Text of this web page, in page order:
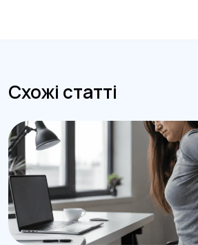
Схожі статті